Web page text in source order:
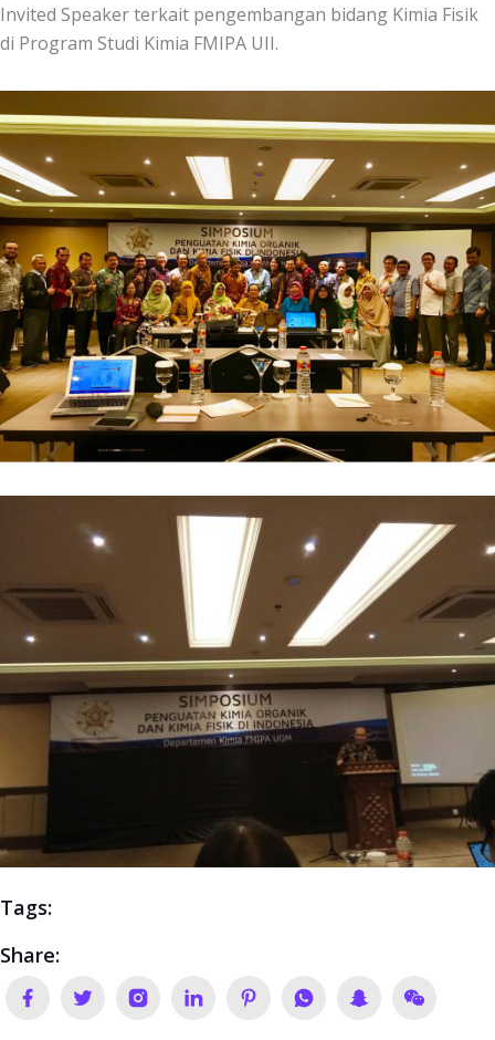
Invited Speaker terkait pengembangan bidang Kimia Fisik
di Program Studi Kimia FMIPA UII.
Tags:
Share: